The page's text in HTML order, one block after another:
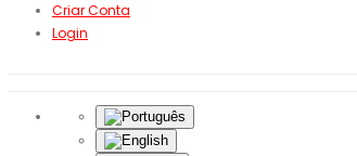
Criar Conta
Login